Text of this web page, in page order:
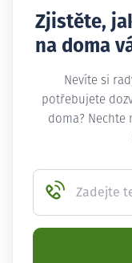
Zjistěte,
na doma
Nevíte si
potřebujete
doma? Nechte
Zadejte